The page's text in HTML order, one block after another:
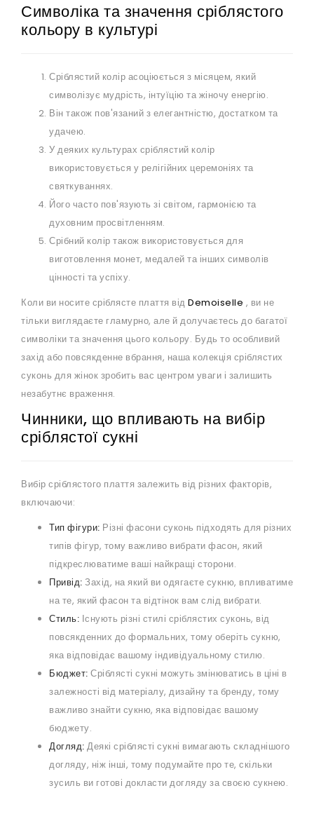
Символіка та значення сріблястого
кольору в культурі
Сріблястий колір асоціюється з місяцем, який
символізує мудрість, інтуїцію та жіночу енергію.
Він також пов'язаний з елегантністю, достатком та
удачею.
У деяких культурах сріблястий колір
використовується у релігійних церемоніях та
святкуваннях.
Його часто пов'язують зі світом, гармонією та
духовним просвітленням.
Срібний колір також використовується для
виготовлення монет, медалей та інших символів
цінності та успіху.
Коли ви носите сріблясте плаття від Demoiselle , ви не
тільки виглядаєте гламурно, але й долучаєтесь до багатої
символіки та значення цього кольору. Будь то особливий
захід або повсякденне вбрання, наша колекція сріблястих
суконь для жінок зробить вас центром уваги і залишить
незабутнє враження.
Чинники, що впливають на вибір
сріблястої сукні
Вибір сріблястого плаття залежить від різних факторів,
включаючи:
Тип фігури: Різні фасони суконь підходять для різних
типів фігур, тому важливо вибрати фасон, який
підкреслюватиме ваші найкращі сторони.
Привід: Захід, на який ви одягаєте сукню, впливатиме
на те, який фасон та відтінок вам слід вибрати.
Стиль: Існують різні стилі сріблястих суконь, від
повсякденних до формальних, тому оберіть сукню,
яка відповідає вашому індивідуальному стилю.
Бюджет: Сріблясті сукні можуть змінюватись в ціні в
залежності від матеріалу, дизайну та бренду, тому
важливо знайти сукню, яка відповідає вашому
бюджету.
Догляд: Деякі сріблясті сукні вимагають складнішого
догляду, ніж інші, тому подумайте про те, скільки
зусиль ви готові докласти догляду за своєю сукнею.